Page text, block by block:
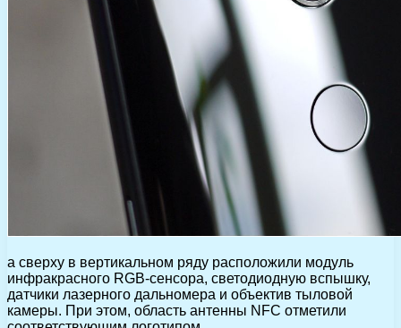
а сверху в вертикальном ряду расположили модуль
инфракрасного RGB-сенсора, светодиодную вспышку,
датчики лазерного дальномера и объектив тыловой
камеры. При этом, область антенны NFC отметили